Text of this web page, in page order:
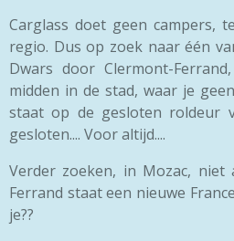
Carglass doet geen campers,
regio. Dus op zoek naar één
Dwars door Clermont-
midden in de stad, waar je
staat op de gesloten roldeur
gesloten.... Voor altijd....
Verder zoeken, in Mozac,
Ferrand staat een nieuwe
je??